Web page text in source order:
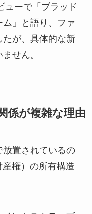
ューで「ブラッド
」と語り、ファ
たが、具体的な新
せん。
係が複雑な理由
放置されているの
権）の所有構造